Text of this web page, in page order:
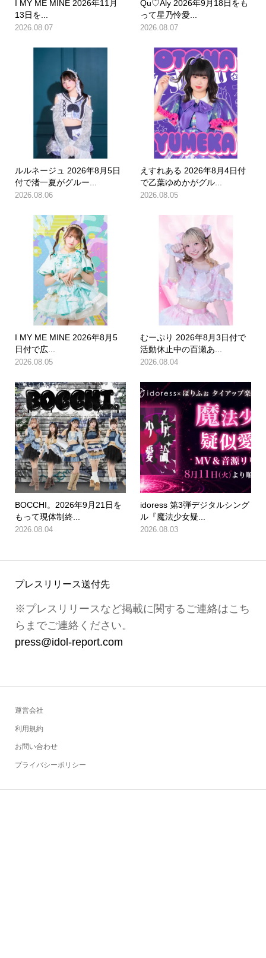
I MY ME MINE 2026年11月
13日を...
2026.08.07
Qu♡Aly 2026年9月18日をも
って星乃怜愛...
2026.08.07
ルルネージュ 2026年8月5日
付で渚一夏がグルー...
2026.08.06
えすれある 2026年8月4日付
で乙葉ゆめかがグル...
2026.08.05
I MY ME MINE 2026年8月5
日付で広...
2026.08.05
むーぷり 2026年8月3日付で
活動休止中の百瀬あ...
2026.08.04
BOCCHI。2026年9月21日を
もって現体制終...
2026.08.04
idoress 第3弾デジタルシング
ル『魔法少女疑...
2026.08.03
プレスリリース送付先
※プレスリリースなど掲載に関するご連絡はこち
らまでご連絡ください。
press@idol-report.com
運営会社
利用規約
お問い合わせ
プライバシーポリシー